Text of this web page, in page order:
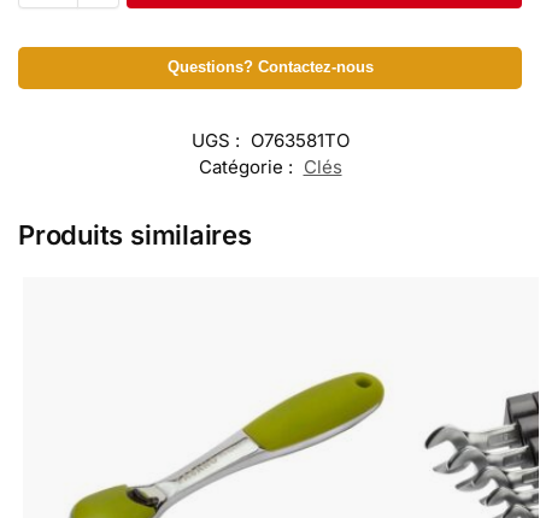
Questions? Contactez-nous
UGS : O763581TO
Catégorie : Clés
Produits similaires